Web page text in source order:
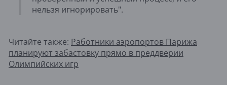
нельзя игнорировать".
Читайте также: Работники аэропортов Парижа
планируют забастовку прямо в преддверии
Олимпийских игр